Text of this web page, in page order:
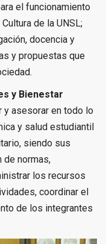
el funcionamiento
de la UNSL;
docencia y
y propuestas que
y Bienestar
asesorar en todo lo
y salud estudiantil
siendo sus
de normas,
los recursos
coordinar el
de los integrantes